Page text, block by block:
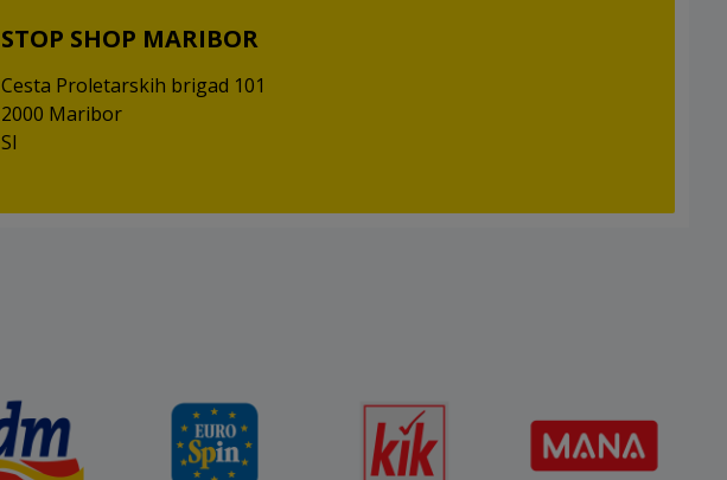
STOP SHOP MARIBOR
Cesta Proletarskih brigad 101
2000 Maribor
SI